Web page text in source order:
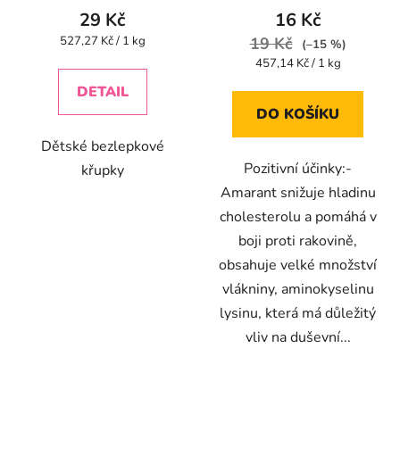
29 Kč
Měrná
527,27 Kč / 1 kg
DETAIL
Dětské bezlepkové
křupky
produktu
je
5,0
5
16 Kč
19 Kč
(–15 %)
Měrná
457,14 Kč / 1 kg
DO KOŠÍKU
Pozitivní účinky:-
Amarant snižuje hladinu
cholesterolu a pomáhá v
boji proti rakovině,
obsahuje velké množství
vlákniny, aminokyselinu
lysinu, která má důležitý
vliv na duševní...